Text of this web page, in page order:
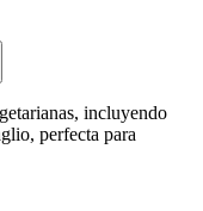
incluyendo
perfecta para